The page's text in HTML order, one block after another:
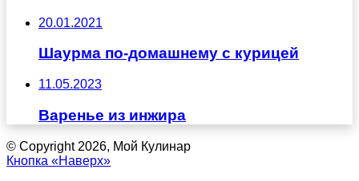
20.01.2021
Шаурма по-домашнему с курицей
11.05.2023
Варенье из инжира
© Copyright 2026, Мой Кулинар
Кнопка «Наверх»